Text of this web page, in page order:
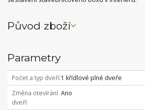
Původ zboží
Parametry
Počet a typ dveří 1 křídlové plné dveře
Změna otevírání
dveří
Ano